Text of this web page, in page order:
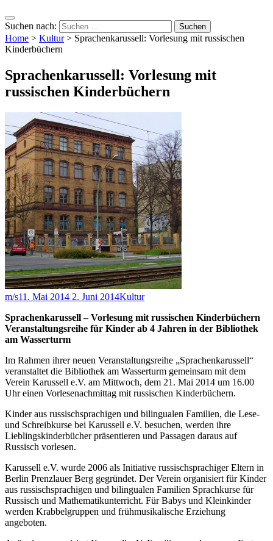
Suchen nach:
Home > Kultur> Sprachenkarussell: Vorlesung mit russischen
Kinderbüchern
Sprachenkarussell: Vorlesung mit
russischen Kinderbüchern
m/s11. Mai 2014 2. Juni 2014Kultur
Sprachenkarussell – Vorlesung mit russischen Kinderbüchern
Veranstaltungsreihe für Kinder ab 4 Jahren in der Bibliothek
am Wasserturm
Im Rahmen ihrer neuen Veranstaltungsreihe „Sprachenkarussell“
veranstaltet die Bibliothek am Wasserturm gemeinsam mit dem
Verein Karussell e.V. am Mittwoch, dem 21. Mai 2014 um 16.00
Uhr einen Vorlesenachmittag mit russischen Kinderbüchern.
Kinder aus russischsprachigen und bilingualen Familien, die Lese-
und Schreibkurse bei Karussell e.V. besuchen, werden ihre
Lieblingskinderbücher präsentieren und Passagen daraus auf
Russisch vorlesen.
Karussell e.V. wurde 2006 als Initiative russischsprachiger Eltern in
Berlin Prenzlauer Berg gegründet. Der Verein organisiert für Kinder
aus russischsprachigen und bilingualen Familien Sprachkurse für
Russisch und Mathematikunterricht. Für Babys und Kleinkinder
werden Krabbelgruppen und frühmusikalische Erziehung
angeboten.